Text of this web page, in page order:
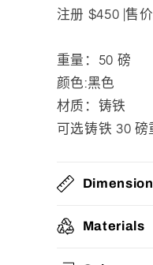
注册 $450 |售
重量：50 磅
颜色:黑色
材质： 铸铁
可选铸铁 30 磅
Materials